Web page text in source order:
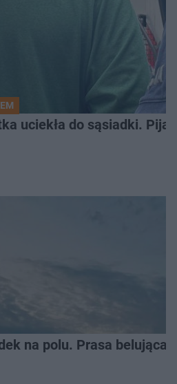
uciekła do sąsiadki.
na polu. Prasa belująca